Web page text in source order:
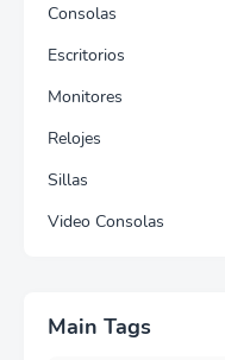
Consolas
Escritorios
Monitores
Relojes
Sillas
Video Consolas
Main Tags